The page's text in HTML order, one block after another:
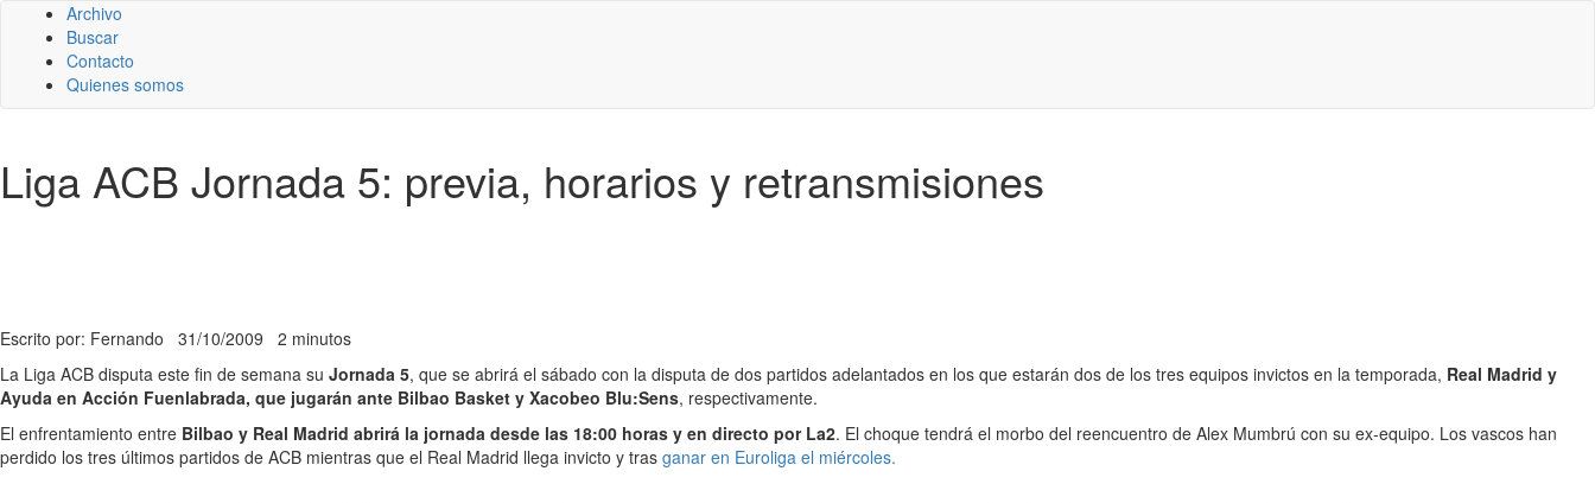
Archivo
Buscar
Contacto
Quienes somos
Liga ACB Jornada 5: previa, horarios y retransmisiones
Escrito por: Fernando 31/10/2009 2 minutos
La Liga ACB disputa este fin de semana su Jornada 5, que se abrirá el sábado con la disputa de dos partidos adelantados en los que estarán dos de los tres equipos invictos en la temporada, Real Madrid y
Ayuda en Acción Fuenlabrada, que jugarán ante Bilbao Basket y Xacobeo Blu:Sens, respectivamente.
El enfrentamiento entre Bilbao y Real Madrid abrirá la jornada desde las 18:00 horas y en directo por La2. El choque tendrá el morbo del reencuentro de Alex Mumbrú con su ex-equipo. Los vascos han
perdido los tres últimos partidos de ACB mientras que el Real Madrid llega invicto y tras ganar en Euroliga el miércoles.